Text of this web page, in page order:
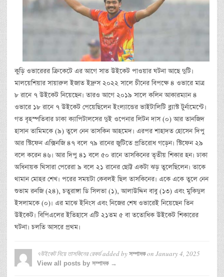
কুড়ি ওভারেরর ক্রিকেটে এর আগে সাত উইকেট পাওয়ার ঘটনা আছে দুটি।
মালয়েশিয়ার সায়ারুল ইজাত ইদ্রুস ২০২২ সালে চীনের বিপক্ষে ৪ ওভারে মাত্র
৮ রানে ৭ উইকেট নিয়েছেন। তারও আগে ২০১৯ সালে কলিন আকারম্যান ৪
ওভারে ১৮ রানে ৭ উইকেট পেয়েছিলেন ইংল্যান্ডের ভাইটালিটি ব্ল্যাস্ট টুর্নামেন্টে।
গত বৃহস্পতিবার ঢাকা ক্যাপিটালসের দুই ওপেনার লিটন দাস (০) আর তানজিদ
হাসান তামিমকে (৯) তুলে নেন তাসকিন আহমেদ। এরপর শাহাদত হোসেন দিপু
আর স্টিফেন এক্সিনজি ৪৭ বলে ৭৯ রানের জুটিতে প্রতিরোধ গড়েন। স্টিফেন ২৯
বলে করেন ৪৬। আর দিপু ৪১ বলে ৫০ রানে তাসকিনের তৃতীয় শিকার হন। ঢাকা
অধিনায়ক থিসারা পেরেরা ৯ বলে ২১ রানের ছোট্ট একটা ঝড় তুলেছিলেন। তাকে
থামান মোহর শেখ। পরের সময়টা কেবলই ছিল তাসকিনের। একে একে তুলে নেন
শুভাম রনজি (২৪), চতুরাঙ্গা ডি সিলভা (১), আলাউদ্দিন বাবু (১৩) এবং মুকিদুল
ইসলামকে (০)। এর মাঝে ইনিংস এবং নিজের শেষ ওভারেই নিয়েছেন তিন
উইকেট। বিপিএলের ইতিহাসে এটি ২১তম ৫ বা ততোধিক উইকেট শিকারের
ঘটনা। চলতি আসরে প্রথম।
৭উইকেট নিয়ে তাসকিনের রেকর্ডadded by সম্পাদকon January 4, 2025
View all posts by সম্পাদক →